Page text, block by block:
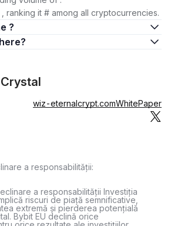
ranking it # among all cryptocurrencies.
?
are there?
wiz-eternalcrypt.comWhitePaper
a responsabilității:
a responsabilității Investiția
riscuri de piață semnificative,
extremă și pierderea potențială
Bybit EU declină orice